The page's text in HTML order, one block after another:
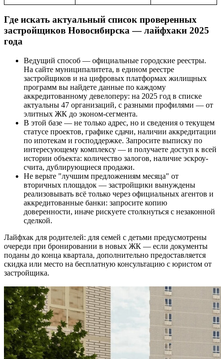
Где искать актуальный список проверенных
застройщиков Новосибирска — лайфхаки 2025
года
Ведущий способ — официальные городские реестры.
На сайте муниципалитета, в едином реестре
застройщиков и на цифровых платформах жилищных
программ вы найдете данные по каждому
аккредитованному девелоперу: на 2025 год в списке
актуальны 47 организаций, с разными профилями — от
элитных ЖК до эконом-сегмента.
В этой базе — не только адрес, но и сведения о текущем
статусе проектов, графике сдачи, наличии аккредитации
по ипотекам и господдержке. Запросите выписку по
интересующему комплексу — и получаете доступ к всей
истории объекта: количество залогов, наличие эскроу-
счита, дублирующиеся продажи.
Не верьте "лучшим предложениям месяца" от
вторичных площадок — застройщики вынуждены
реализовывать всё только через официальных агентов и
аккредитованные банки: запросите копию
доверенности, иначе рискуете столкнуться с незаконной
сделкой.
Лайфхак для родителей: для семей с детьми предусмотрены
очереди при бронировании в новых ЖК — если документы
поданы до конца квартала, дополнительно предоставляется
скидка или место на бесплатную консультацию с юристом от
застройщика.